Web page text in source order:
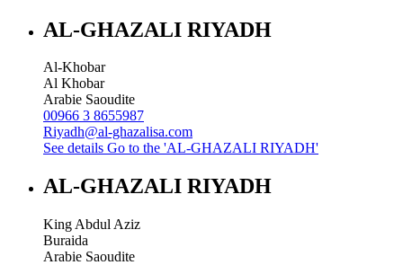
AL-GHAZALI RIYADH
Al-Khobar
Al Khobar
Arabie Saoudite
00966 3 8655987
Riyadh@al-ghazalisa.com
See details Go to the 'AL-GHAZALI RIYADH'
AL-GHAZALI RIYADH
King Abdul Aziz
Buraida
Arabie Saoudite